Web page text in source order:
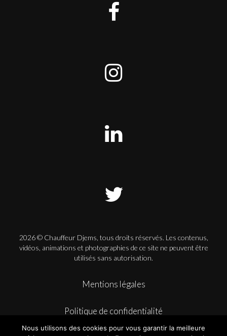
2026 © Chauffeur Djems, tous droits réservés. Les contenus,
vidéos, animations et photographies de ce site ne peuvent être
utilisés sans autorisation.
Mentions légales
Politique de confidentialité
Nous utilisons des cookies pour vous garantir la meilleure